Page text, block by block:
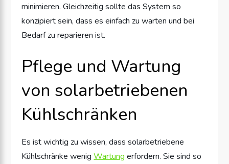
minimieren. Gleichzeitig sollte das System so
konzipiert sein, dass es einfach zu warten und bei
Bedarf zu reparieren ist.
Pflege und Wartung
von solarbetriebenen
Kühlschränken
Es ist wichtig zu wissen, dass solarbetriebene
Kühlschränke wenigWartung erfordern. Sie sind so